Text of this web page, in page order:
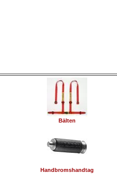
Bälten
Handbromshandtag